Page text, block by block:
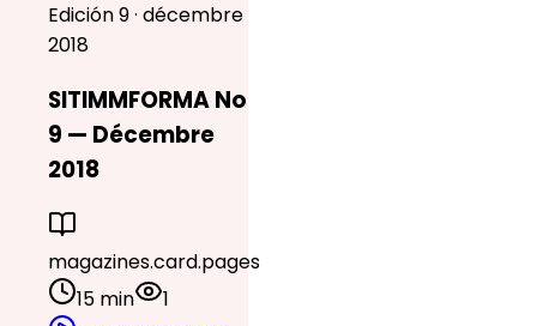
Edición 9 · décembre
2018
SITIMMFORMA No
9 — Décembre
2018
magazines.card.pages
15 min
1